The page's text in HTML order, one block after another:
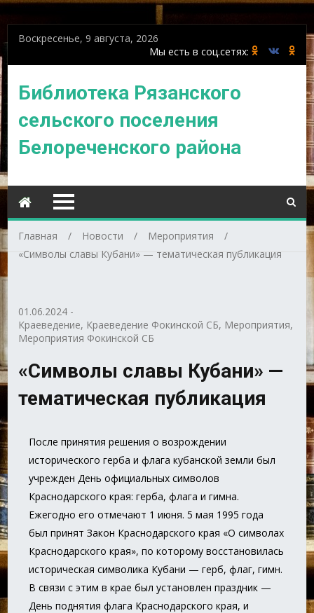
Воскресенье, 9 августа, 2026
Библиотека Рязанского
сельского поселения
Белореченского района
Главная Новости
Мероприятия
«Символы славы Кубани» — тематическая публикация
01.06.2024 -
Краеведение, Краеведение Фокинской СБ, Мероприятия,
Мероприятия Фокинской СБ
«Символы славы Кубани» —
тематическая публикация
После принятия решения о возрождении
исторического герба и флага кубанской земли был
учрежден День официальных символов
Краснодарского края: герба, флага и гимна.
Ежегодно его отмечают 1 июня. 5 мая 1995 года
был принят Закон Краснодарского края «О символах
Краснодарского края», по которому восстановилась
историческая символика Кубани — герб, флаг, гимн.
В связи с этим в крае был установлен праздник —
День поднятия флага Краснодарского края, и